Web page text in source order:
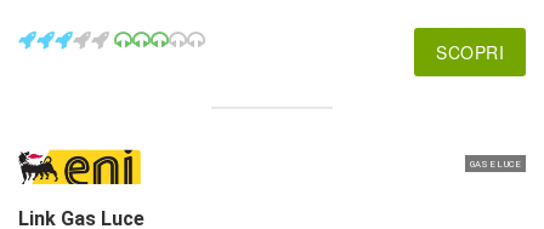
SCOPRI
GAS E LUCE
Link Gas Luce